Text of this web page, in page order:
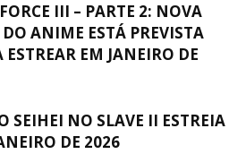
III – PARTE 2: NOVA
DO ANIME ESTÁ PREVISTA
ESTREAR EM JANEIRO DE
SEIHEI NO SLAVE II ESTREIA
DE 2026